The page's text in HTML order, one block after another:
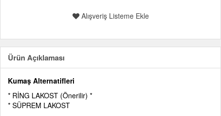
Alışveriş Listeme Ekle
Ürün Açıklaması
Kumaş Alternatifleri
* RİNG LAKOST (Önerilir) *
* SÜPREM LAKOST